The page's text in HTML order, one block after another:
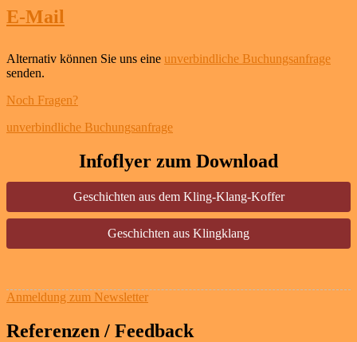
E-Mail
Alternativ können Sie uns eine unverbindliche Buchungsanfrage
senden.
Noch Fragen?
unverbindliche Buchungsanfrage
Infoflyer zum Download
Geschichten aus dem Kling-Klang-Koffer
Geschichten aus Klingklang
Anmeldung zum Newsletter
Referenzen / Feedback